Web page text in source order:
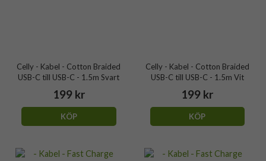
Celly - Kabel - Cotton Braided
USB-C till USB-C - 1.5m Svart
199 kr
KÖP
Celly - Kabel - Cotton Braided
USB-C till USB-C - 1.5m Vit
199 kr
KÖP